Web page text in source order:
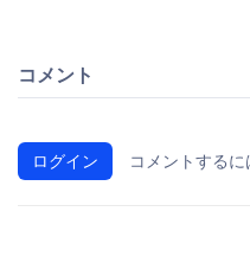
コメント
ログイン コメントするに